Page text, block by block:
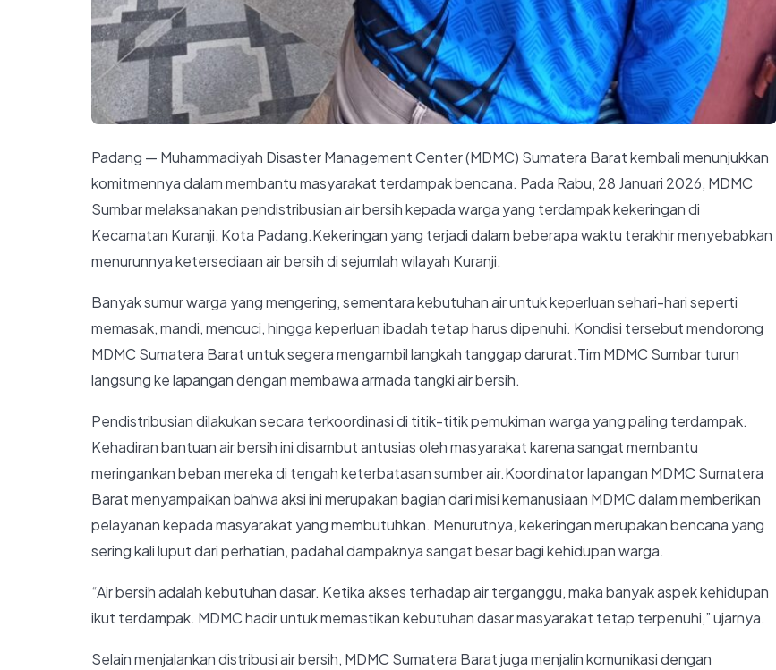
Padang — Muhammadiyah Disaster Management Center (MDMC) Sumatera Barat kembali menunjukkan
komitmennya dalam membantu masyarakat terdampak bencana. Pada Rabu, 28 Januari 2026, MDMC
Sumbar melaksanakan pendistribusian air bersih kepada warga yang terdampak kekeringan di
Kecamatan Kuranji, Kota Padang.Kekeringan yang terjadi dalam beberapa waktu terakhir menyebabkan
menurunnya ketersediaan air bersih di sejumlah wilayah Kuranji.
Banyak sumur warga yang mengering, sementara kebutuhan air untuk keperluan sehari-hari seperti
memasak, mandi, mencuci, hingga keperluan ibadah tetap harus dipenuhi. Kondisi tersebut mendorong
MDMC Sumatera Barat untuk segera mengambil langkah tanggap darurat.Tim MDMC Sumbar turun
langsung ke lapangan dengan membawa armada tangki air bersih.
Pendistribusian dilakukan secara terkoordinasi di titik-titik pemukiman warga yang paling terdampak.
Kehadiran bantuan air bersih ini disambut antusias oleh masyarakat karena sangat membantu
meringankan beban mereka di tengah keterbatasan sumber air.Koordinator lapangan MDMC Sumatera
Barat menyampaikan bahwa aksi ini merupakan bagian dari misi kemanusiaan MDMC dalam memberikan
pelayanan kepada masyarakat yang membutuhkan. Menurutnya, kekeringan merupakan bencana yang
sering kali luput dari perhatian, padahal dampaknya sangat besar bagi kehidupan warga.
“Air bersih adalah kebutuhan dasar. Ketika akses terhadap air terganggu, maka banyak aspek kehidupan
ikut terdampak. MDMC hadir untuk memastikan kebutuhan dasar masyarakat tetap terpenuhi,” ujarnya.
Selain menjalankan distribusi air bersih, MDMC Sumatera Barat juga menjalin komunikasi dengan